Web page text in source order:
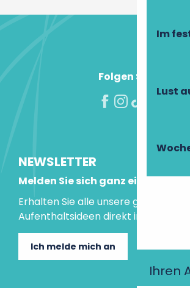
Im
Lust
Ihren
Folgen Sie uns!
NEWSLETTER
Melden Sie sich ganz einfach an!
Erhalten Sie alle unsere guten Tipps
Aufenthaltsideen direkt in Ihre
Ich melde mich an